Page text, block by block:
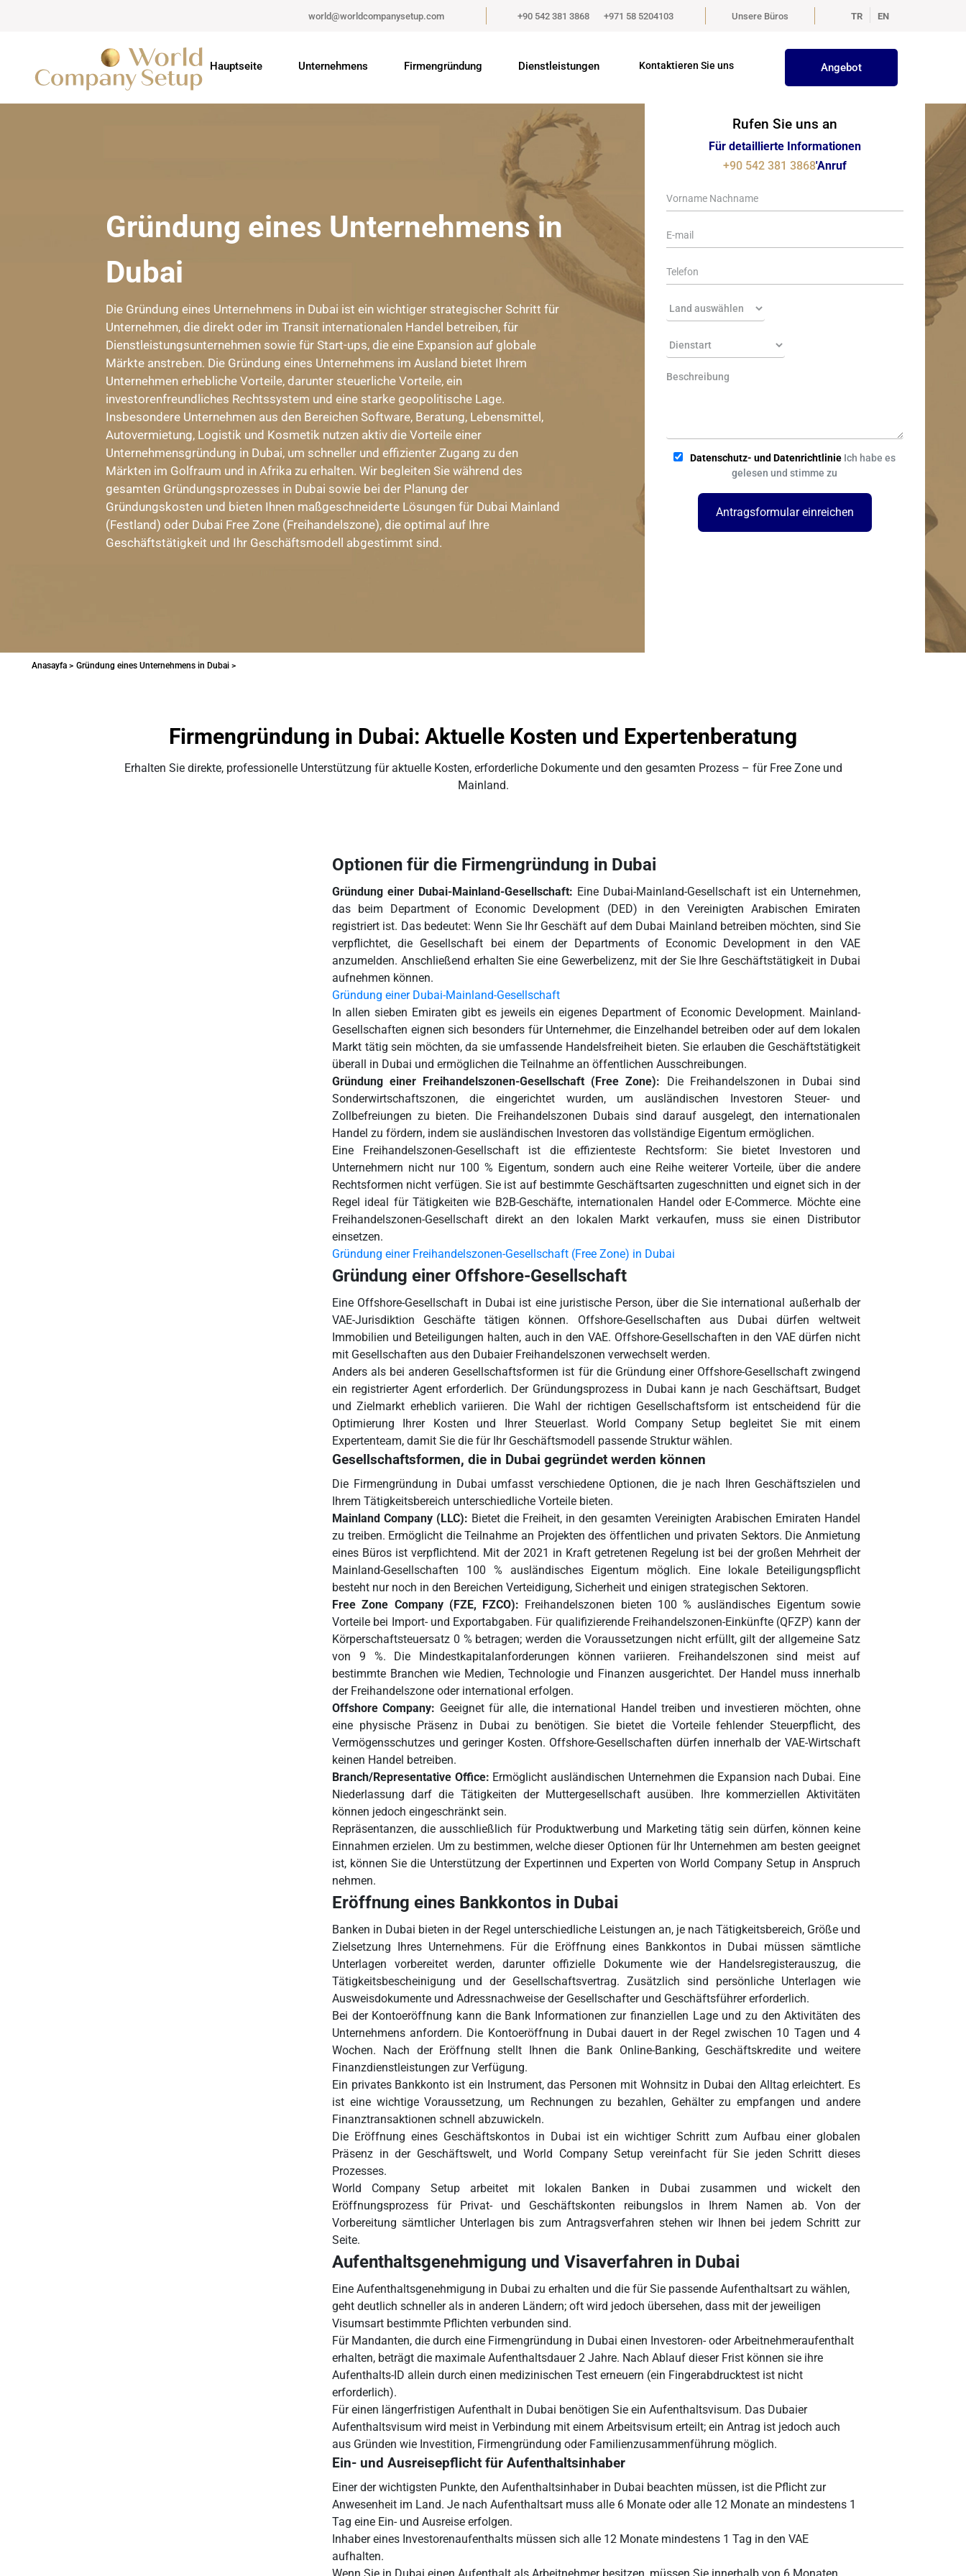
world@worldcompanysetup.com +90 542 381 3868 +971 58 5204103 Unsere Büros TR EN
Hauptseite Unternehmens Firmengründung Dienstleistungen Kontaktieren Sie uns Angebot
Gründung eines Unternehmens in
Dubai
Die Gründung eines Unternehmens in Dubai ist ein wichtiger strategischer Schritt für
Unternehmen, die direkt oder im Transit internationalen Handel betreiben, für
Dienstleistungsunternehmen sowie für Start-ups, die eine Expansion auf globale
Märkte anstreben. Die Gründung eines Unternehmens im Ausland bietet Ihrem
Unternehmen erhebliche Vorteile, darunter steuerliche Vorteile, ein
investorenfreundliches Rechtssystem und eine starke geopolitische Lage.
Insbesondere Unternehmen aus den Bereichen Software, Beratung, Lebensmittel,
Autovermietung, Logistik und Kosmetik nutzen aktiv die Vorteile einer
Unternehmensgründung in Dubai, um schneller und effizienter Zugang zu den
Märkten im Golfraum und in Afrika zu erhalten. Wir begleiten Sie während des
gesamten Gründungsprozesses in Dubai sowie bei der Planung der
Gründungskosten und bieten Ihnen maßgeschneiderte Lösungen für Dubai Mainland
(Festland) oder Dubai Free Zone (Freihandelszone), die optimal auf Ihre
Geschäftstätigkeit und Ihr Geschäftsmodell abgestimmt sind.
Rufen Sie uns an
Für detaillierte Informationen
+90 542 381 3868'Anruf
Datenschutz- und Datenrichtlinie Ich habe es
gelesen und stimme zu
Antragsformular einreichen
Anasayfa > Gründung eines Unternehmens in Dubai >
Firmengründung in Dubai: Aktuelle Kosten und Expertenberatung
Erhalten Sie direkte, professionelle Unterstützung für aktuelle Kosten, erforderliche Dokumente und den gesamten Prozess – für Free Zone und
Mainland.
Optionen für die Firmengründung in Dubai
Gründung einer Dubai-Mainland-Gesellschaft: Eine Dubai-Mainland-Gesellschaft ist ein Unternehmen,
das beim Department of Economic Development (DED) in den Vereinigten Arabischen Emiraten
registriert ist. Das bedeutet: Wenn Sie Ihr Geschäft auf dem Dubai Mainland betreiben möchten, sind Sie
verpflichtet, die Gesellschaft bei einem der Departments of Economic Development in den VAE
anzumelden. Anschließend erhalten Sie eine Gewerbelizenz, mit der Sie Ihre Geschäftstätigkeit in Dubai
aufnehmen können.
Gründung einer Dubai-Mainland-Gesellschaft
In allen sieben Emiraten gibt es jeweils ein eigenes Department of Economic Development. Mainland-
Gesellschaften eignen sich besonders für Unternehmer, die Einzelhandel betreiben oder auf dem lokalen
Markt tätig sein möchten, da sie umfassende Handelsfreiheit bieten. Sie erlauben die Geschäftstätigkeit
überall in Dubai und ermöglichen die Teilnahme an öffentlichen Ausschreibungen.
Gründung einer Freihandelszonen-Gesellschaft (Free Zone): Die Freihandelszonen in Dubai sind
Sonderwirtschaftszonen, die eingerichtet wurden, um ausländischen Investoren Steuer- und
Zollbefreiungen zu bieten. Die Freihandelszonen Dubais sind darauf ausgelegt, den internationalen
Handel zu fördern, indem sie ausländischen Investoren das vollständige Eigentum ermöglichen.
Eine Freihandelszonen-Gesellschaft ist die effizienteste Rechtsform: Sie bietet Investoren und
Unternehmern nicht nur 100 % Eigentum, sondern auch eine Reihe weiterer Vorteile, über die andere
Rechtsformen nicht verfügen. Sie ist auf bestimmte Geschäftsarten zugeschnitten und eignet sich in der
Regel ideal für Tätigkeiten wie B2B-Geschäfte, internationalen Handel oder E-Commerce. Möchte eine
Freihandelszonen-Gesellschaft direkt an den lokalen Markt verkaufen, muss sie einen Distributor
einsetzen.
Gründung einer Freihandelszonen-Gesellschaft (Free Zone) in Dubai
Gründung einer Offshore-Gesellschaft
Eine Offshore-Gesellschaft in Dubai ist eine juristische Person, über die Sie international außerhalb der
VAE-Jurisdiktion Geschäfte tätigen können. Offshore-Gesellschaften aus Dubai dürfen weltweit
Immobilien und Beteiligungen halten, auch in den VAE. Offshore-Gesellschaften in den VAE dürfen nicht
mit Gesellschaften aus den Dubaier Freihandelszonen verwechselt werden.
Anders als bei anderen Gesellschaftsformen ist für die Gründung einer Offshore-Gesellschaft zwingend
ein registrierter Agent erforderlich. Der Gründungsprozess in Dubai kann je nach Geschäftsart, Budget
und Zielmarkt erheblich variieren. Die Wahl der richtigen Gesellschaftsform ist entscheidend für die
Optimierung Ihrer Kosten und Ihrer Steuerlast. World Company Setup begleitet Sie mit einem
Expertenteam, damit Sie die für Ihr Geschäftsmodell passende Struktur wählen.
Gesellschaftsformen, die in Dubai gegründet werden können
Die Firmengründung in Dubai umfasst verschiedene Optionen, die je nach Ihren Geschäftszielen und
Ihrem Tätigkeitsbereich unterschiedliche Vorteile bieten.
Mainland Company (LLC): Bietet die Freiheit, in den gesamten Vereinigten Arabischen Emiraten Handel
zu treiben. Ermöglicht die Teilnahme an Projekten des öffentlichen und privaten Sektors. Die Anmietung
eines Büros ist verpflichtend. Mit der 2021 in Kraft getretenen Regelung ist bei der großen Mehrheit der
Mainland-Gesellschaften 100 % ausländisches Eigentum möglich. Eine lokale Beteiligungspflicht
besteht nur noch in den Bereichen Verteidigung, Sicherheit und einigen strategischen Sektoren.
Free Zone Company (FZE, FZCO): Freihandelszonen bieten 100 % ausländisches Eigentum sowie
Vorteile bei Import- und Exportabgaben. Für qualifizierende Freihandelszonen-Einkünfte (QFZP) kann der
Körperschaftsteuersatz 0 % betragen; werden die Voraussetzungen nicht erfüllt, gilt der allgemeine Satz
von 9 %. Die Mindestkapitalanforderungen können variieren. Freihandelszonen sind meist auf
bestimmte Branchen wie Medien, Technologie und Finanzen ausgerichtet. Der Handel muss innerhalb
der Freihandelszone oder international erfolgen.
Offshore Company: Geeignet für alle, die international Handel treiben und investieren möchten, ohne
eine physische Präsenz in Dubai zu benötigen. Sie bietet die Vorteile fehlender Steuerpflicht, des
Vermögensschutzes und geringer Kosten. Offshore-Gesellschaften dürfen innerhalb der VAE-Wirtschaft
keinen Handel betreiben.
Branch/Representative Office: Ermöglicht ausländischen Unternehmen die Expansion nach Dubai. Eine
Niederlassung darf die Tätigkeiten der Muttergesellschaft ausüben. Ihre kommerziellen Aktivitäten
können jedoch eingeschränkt sein.
Repräsentanzen, die ausschließlich für Produktwerbung und Marketing tätig sein dürfen, können keine
Einnahmen erzielen. Um zu bestimmen, welche dieser Optionen für Ihr Unternehmen am besten geeignet
ist, können Sie die Unterstützung der Expertinnen und Experten von World Company Setup in Anspruch
nehmen.
Eröffnung eines Bankkontos in Dubai
Banken in Dubai bieten in der Regel unterschiedliche Leistungen an, je nach Tätigkeitsbereich, Größe und
Zielsetzung Ihres Unternehmens. Für die Eröffnung eines Bankkontos in Dubai müssen sämtliche
Unterlagen vorbereitet werden, darunter offizielle Dokumente wie der Handelsregisterauszug, die
Tätigkeitsbescheinigung und der Gesellschaftsvertrag. Zusätzlich sind persönliche Unterlagen wie
Ausweisdokumente und Adressnachweise der Gesellschafter und Geschäftsführer erforderlich.
Bei der Kontoeröffnung kann die Bank Informationen zur finanziellen Lage und zu den Aktivitäten des
Unternehmens anfordern. Die Kontoeröffnung in Dubai dauert in der Regel zwischen 10 Tagen und 4
Wochen. Nach der Eröffnung stellt Ihnen die Bank Online-Banking, Geschäftskredite und weitere
Finanzdienstleistungen zur Verfügung.
Ein privates Bankkonto ist ein Instrument, das Personen mit Wohnsitz in Dubai den Alltag erleichtert. Es
ist eine wichtige Voraussetzung, um Rechnungen zu bezahlen, Gehälter zu empfangen und andere
Finanztransaktionen schnell abzuwickeln.
Die Eröffnung eines Geschäftskontos in Dubai ist ein wichtiger Schritt zum Aufbau einer globalen
Präsenz in der Geschäftswelt, und World Company Setup vereinfacht für Sie jeden Schritt dieses
Prozesses.
World Company Setup arbeitet mit lokalen Banken in Dubai zusammen und wickelt den
Eröffnungsprozess für Privat- und Geschäftskonten reibungslos in Ihrem Namen ab. Von der
Vorbereitung sämtlicher Unterlagen bis zum Antragsverfahren stehen wir Ihnen bei jedem Schritt zur
Seite.
Aufenthaltsgenehmigung und Visaverfahren in Dubai
Eine Aufenthaltsgenehmigung in Dubai zu erhalten und die für Sie passende Aufenthaltsart zu wählen,
geht deutlich schneller als in anderen Ländern; oft wird jedoch übersehen, dass mit der jeweiligen
Visumsart bestimmte Pflichten verbunden sind.
Für Mandanten, die durch eine Firmengründung in Dubai einen Investoren- oder Arbeitnehmeraufenthalt
erhalten, beträgt die maximale Aufenthaltsdauer 2 Jahre. Nach Ablauf dieser Frist können sie ihre
Aufenthalts-ID allein durch einen medizinischen Test erneuern (ein Fingerabdrucktest ist nicht
erforderlich).
Für einen längerfristigen Aufenthalt in Dubai benötigen Sie ein Aufenthaltsvisum. Das Dubaier
Aufenthaltsvisum wird meist in Verbindung mit einem Arbeitsvisum erteilt; ein Antrag ist jedoch auch
aus Gründen wie Investition, Firmengründung oder Familienzusammenführung möglich.
Ein- und Ausreisepflicht für Aufenthaltsinhaber
Einer der wichtigsten Punkte, den Aufenthaltsinhaber in Dubai beachten müssen, ist die Pflicht zur
Anwesenheit im Land. Je nach Aufenthaltsart muss alle 6 Monate oder alle 12 Monate an mindestens 1
Tag eine Ein- und Ausreise erfolgen.
Inhaber eines Investorenaufenthalts müssen sich alle 12 Monate mindestens 1 Tag in den VAE
aufhalten.